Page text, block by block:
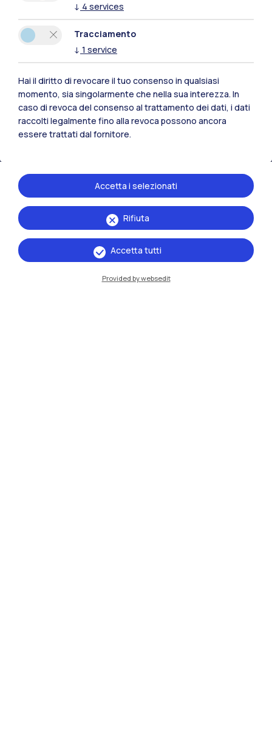
Polimi Community
Tutti i siti dell’ecosistema
↓ 4 services
Tracciamento
↓ 1 service
Hai il diritto di revocare il tuo consenso in qualsiasi
momento, sia singolarmente che nella sua interezza. In
caso di revoca del consenso al trattamento dei dati, i dati
raccolti legalmente fino alla revoca possono ancora
essere trattati dal fornitore.
Rifiuta
Accetta i selezionati
Accetta tutti
Provided by websedit